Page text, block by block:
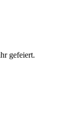
gefeiert.